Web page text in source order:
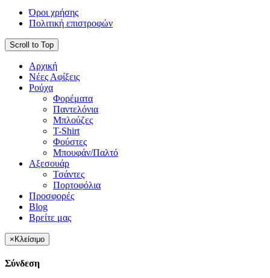
Όροι χρήσης
Πολιτική επιστροφών
Scroll to Top
Αρχική
Νέες Αφίξεις
Ρούχα
Φορέματα
Παντελόνια
Μπλούζες
T-Shirt
Φούστες
Μπουφάν/Παλτό
Αξεσουάρ
Τσάντες
Πορτοφόλια
Προσφορές
Blog
Βρείτε μας
×Κλείσιμο
Σύνδεση